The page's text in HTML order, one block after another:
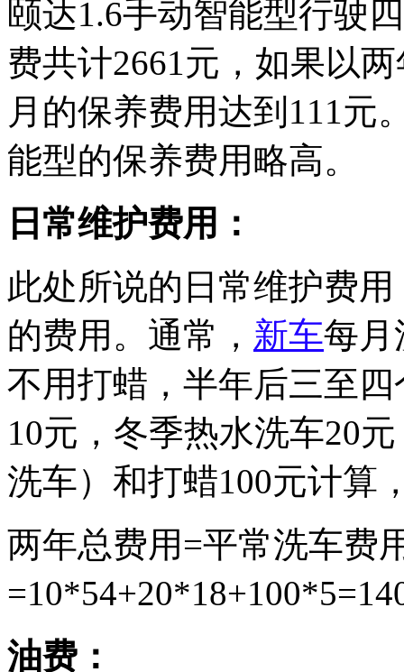
颐达1.6手动智能型行驶
费共计2661元，如果以
月的保养费用达到111元
能型的保养费用略高。
日常维护费用：
此处所说的日常维护费
的费用。通常， 新车每月
不用打蜡，半年后三至
10元，冬季热水洗车20
洗车）和打蜡100元计算
两年总费用=平常洗车费
油费：